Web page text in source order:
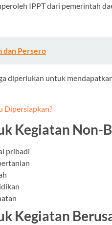
IPPT dari pemerintah
dan Persero
diperlukan untuk
Dipersiapkan?
Kegiatan Non-
pribadi
Kegiatan